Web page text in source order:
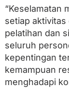
A
c
e
h
B
e
a
r
“Keselamatan
setiap aktivitas
pelatihan dan
seluruh
kepentingan
kemampuan
menghadapi